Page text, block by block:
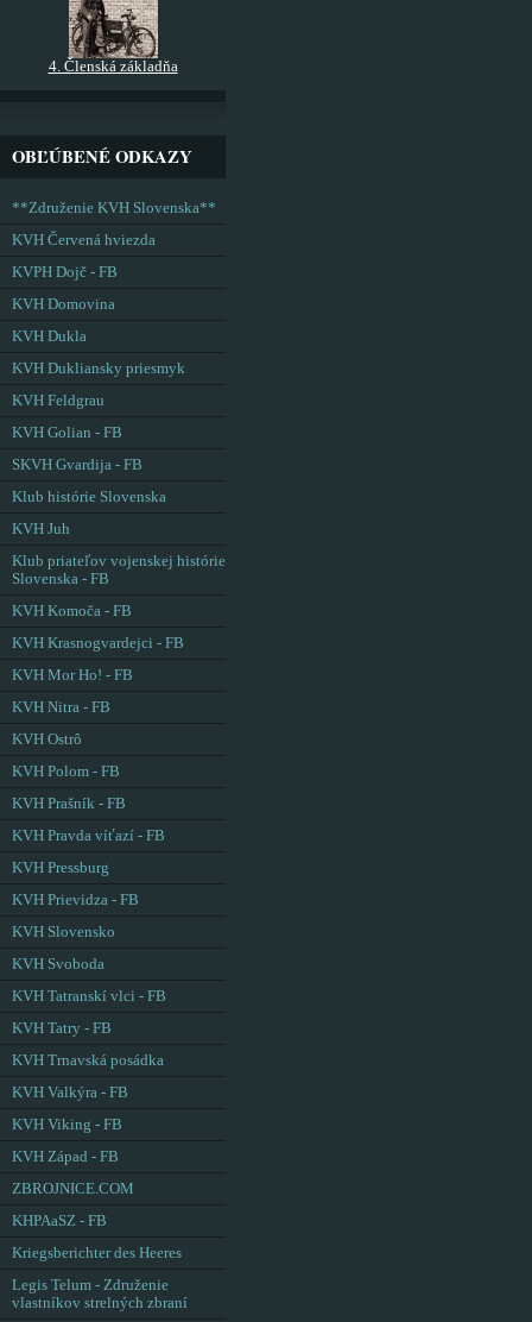
4. Členská základňa
OBĽÚBENÉ ODKAZY
**Združenie KVH Slovenska**
KVH Červená hviezda
KVPH Dojč - FB
KVH Domovina
KVH Dukla
KVH Dukliansky priesmyk
KVH Feldgrau
KVH Golian - FB
SKVH Gvardija - FB
Klub histórie Slovenska
KVH Juh
Klub priateľov vojenskej histórie
Slovenska - FB
KVH Komoča - FB
KVH Krasnogvardejci - FB
KVH Mor Ho! - FB
KVH Nitra - FB
KVH Ostrô
KVH Polom - FB
KVH Prašník - FB
KVH Pravda víťazí - FB
KVH Pressburg
KVH Prievidza - FB
KVH Slovensko
KVH Svoboda
KVH Tatranskí vlci - FB
KVH Tatry - FB
KVH Trnavská posádka
KVH Valkýra - FB
KVH Viking - FB
KVH Západ - FB
ZBROJNICE.COM
KHPAaSZ - FB
Kriegsberichter des Heeres
Legis Telum - Združenie
vlastníkov strelných zbraní